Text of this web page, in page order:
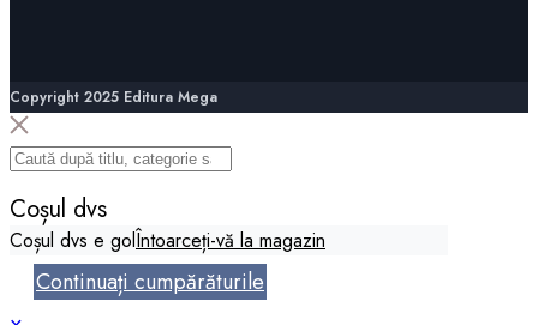
Copyright 2025 Editura Mega
Coșul dvs
Coșul dvs e golÎntoarceți-vă la magazin
Continuați cumpărăturile